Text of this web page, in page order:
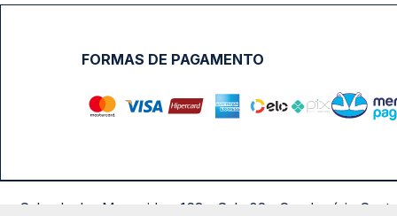
FORMAS DE PAGAMENTO
Calçada das Margaridas, 163 - Sala 02 - Condomínio